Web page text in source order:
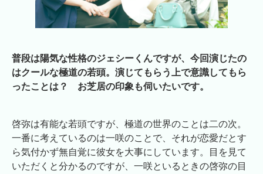
普段は陽気な性格のジェシーくんですが、今回演じたの
はクールな極道の若頭。演じてもらう上で意識してもら
ったことは？ お芝居の印象も伺いたいです。
啓弥は有能な若頭ですが、極道の世界のことは二の次。
一番に考えているのは一咲のことで、それが恋愛だとす
ら気付かず無自覚に彼女を大事にしています。目を見て
いただくと分かるのですが、一咲といるときの啓弥の目